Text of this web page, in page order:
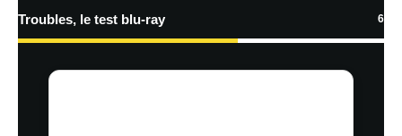
Troubles, le test blu-ray 6